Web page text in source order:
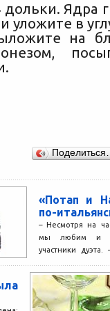
Ядра
уложите в
на
«Потап и
по-
– Несмотря на
мы любим и
участники